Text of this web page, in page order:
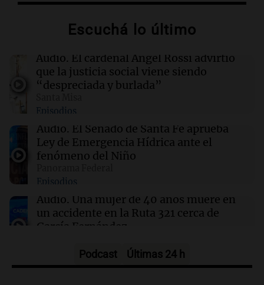
su obra sobre 50 años en el teatro argentino
Un local en Dock Sud que hace reír a los chicos
a cambio de un pancho
El juicio a "Pity" Álvarez por el asesinato de
Cristian Díaz en Villa Lugano iniciará este
lunes
No se detectan casos de ébola en barco fluvial
en cuarentena cerca de Kinshasa, Congo
Escuchá lo último
Audio. El cardenal Ángel Rossi advirtió
que la justicia social viene siendo
“despreciada y burlada”
Episodios
Audio. El Senado de Santa Fe aprueba
Ley de Emergencia Hídrica ante el
fenómeno del Niño
Episodios
Audio. Una mujer de 40 años muere en
un accidente en la Ruta 321 cerca de
García Fernández
Audio.El Tesoro Nacional captura 12
Podcast Últimas 24 h